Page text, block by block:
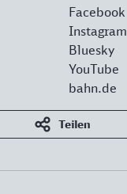
Facebook
Instagram
Bluesky
YouTube
bahn.de
Teilen